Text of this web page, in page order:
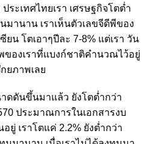
ระเทศไทยเรา เศรษฐกิจโตต่ำ
มานาน เราเห็นตัวเลขจีดีพีของ
ยน โตเอาๆปีละ 7-8% แต่เรา วัน
ของเราที่แบงก์ชาติคำนวณไว้อยู่
ยภาพเลย
ดดันขึ้นมาแล้ว ยังโตต่ำกว่า
ประมาณการในเอกสารงบ
เราโตแค่ 2.2% ยังต่ำกว่า